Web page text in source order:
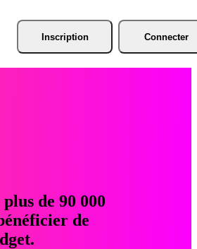
Inscription Connecter
de 90 000
de